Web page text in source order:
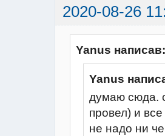
2020-08-26
Yanus написав:
Yanus
думаю сюда.
провел) и
не надо ни